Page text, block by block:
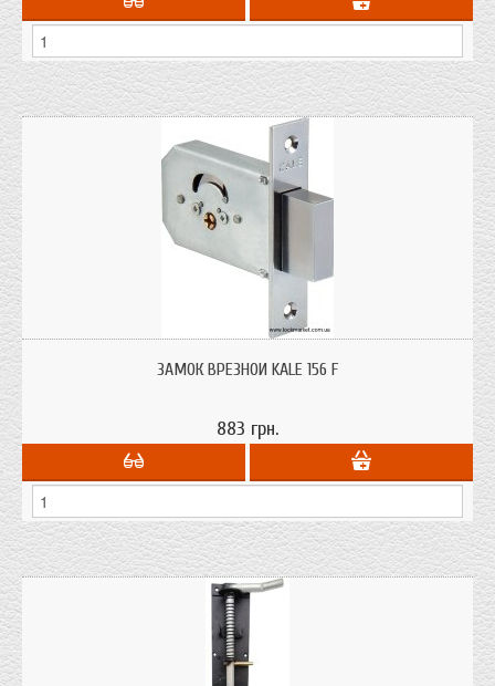
деревянные или легкие металлические двери.
ЗАМОК ВРЕЗНОЙ KALE 156 F
883 грн.